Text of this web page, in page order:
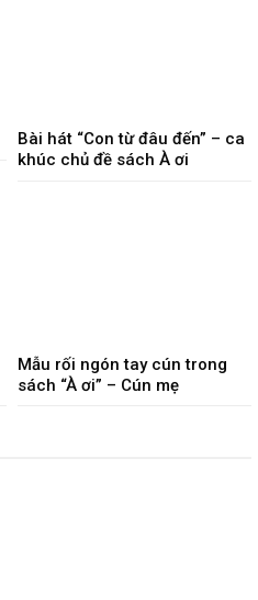
Bài hát “Con từ đâu đến” – ca
khúc chủ đề sách À ơi
Mẫu rối ngón tay cún trong
sách “À ơi” – Cún mẹ